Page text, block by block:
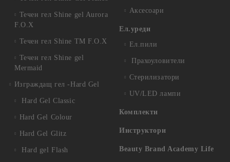
Течен гел Shine gel Aurora
F.O.X
Течен гел Shine TM F.O.X
Течен гел Shine gel
Mermaid
Изграждащ гел -Hard Gel
Hard Gel Classic
Hard Gel Colour
Hard Gel Glitz
Hard gel Flash
Аксесоари
Ел.уреди
Ел.пили
Прахоуловители
Стерилизатори
UV/LED лампи
Комплекти
Инструктори
Beauty Brand Academy Life